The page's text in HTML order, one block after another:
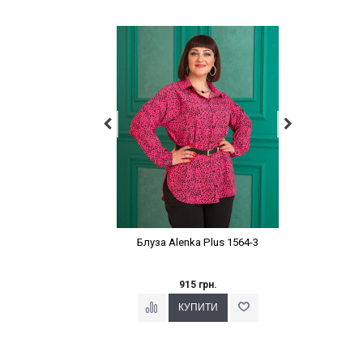
Блуза Alenka Plus 1564-3
915 грн.